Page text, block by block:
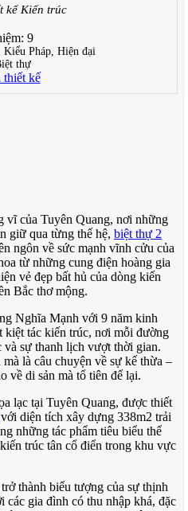
kế Kiến trúc
9
Kiểu Pháp, Hiện đại
thự
thiết kế
vĩ của Tuyên Quang, nơi những
giữ qua từng thế hệ, biệt thự 2
ngôn về sức mạnh vĩnh cửu của
từ những cung điện hoàng gia
vẻ đẹp bất hủ của dòng kiến
Bắc thơ mộng.
Nghĩa Mạnh với 9 năm kinh
kiệt tác kiến trúc, nơi mỗi đường
và sự thanh lịch vượt thời gian.
là câu chuyện về sự kế thừa –
về di sản mà tổ tiên để lại.
lạc tại Tuyên Quang, được thiết
với diện tích xây dựng 338m2 trải
những tác phẩm tiêu biểu thể
trúc tân cổ điển trong khu vực
thành biểu tượng của sự thịnh
các gia đình có thu nhập khá, đặc